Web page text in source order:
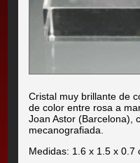
Cristal muy brillante de
de color entre rosa a
Joan Astor (Barcelona),
mecanografiada.
Medidas: 1.6 x 1.5 x 0.7